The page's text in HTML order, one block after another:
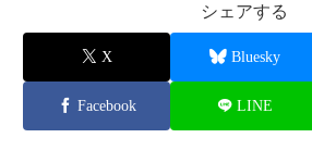
シェアする
X Bluesky
Facebook LINE